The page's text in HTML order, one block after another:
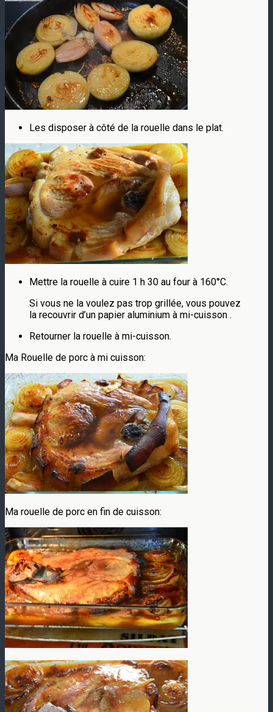
Les disposer à côté de la rouelle dans le plat.
Mettre la rouelle à cuire 1 h 30 au four à 160°C.
Si vous ne la voulez pas trop grillée, vous pouvez
la recouvrir d’un papier aluminium à mi-cuisson .
Retourner la rouelle à mi-cuisson.
Ma Rouelle de porc à mi cuisson:
Ma rouelle de porc en fin de cuisson: